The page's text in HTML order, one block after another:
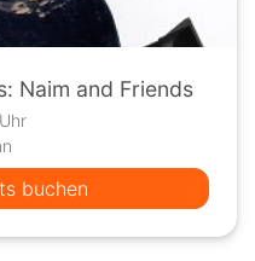
Naim and Friends
buchen